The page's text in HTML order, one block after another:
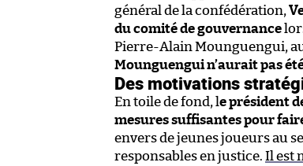
général de la confédération,
du comité de gouvernance
Pierre-Alain Mounguengui,
Mounguengui n’aurait pas
Des motivations
En toile de fond, le président
mesures suffisantes pour
envers de jeunes joueurs au
responsables en justice. Il est